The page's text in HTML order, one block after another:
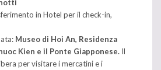
in Hotel per il check-in,
Museo di Hoi An, Residenza
Kien e il Ponte Giapponese. Il
per visitare i mercatini e i